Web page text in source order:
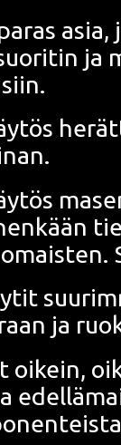
asia,
ja
.
ja
oikein,